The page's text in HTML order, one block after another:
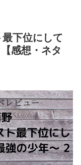
下位にして
感想・ネタ